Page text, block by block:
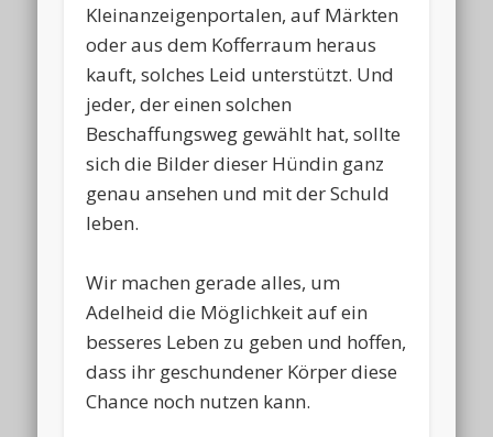
Kleinanzeigenportalen, auf Märkten
oder aus dem Kofferraum heraus
kauft, solches Leid unterstützt. Und
jeder, der einen solchen
Beschaffungsweg gewählt hat, sollte
sich die Bilder dieser Hündin ganz
genau ansehen und mit der Schuld
leben.
Wir machen gerade alles, um
Adelheid die Möglichkeit auf ein
besseres Leben zu geben und hoffen,
dass ihr geschundener Körper diese
Chance noch nutzen kann.